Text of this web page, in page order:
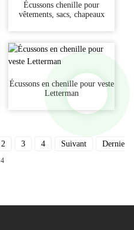
Écussons chenille pour
vêtements, sacs, chapeaux
Écussons en chenille pour veste
Letterman
2 3 4 Suivant Dernier
4